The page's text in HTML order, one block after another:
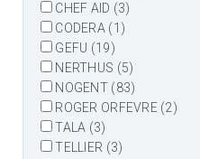
CHEF AID (3)
CODERA (1)
GEFU (19)
NERTHUS (5)
NOGENT (83)
ROGER ORFEVRE (2)
TALA (3)
TELLIER (3)